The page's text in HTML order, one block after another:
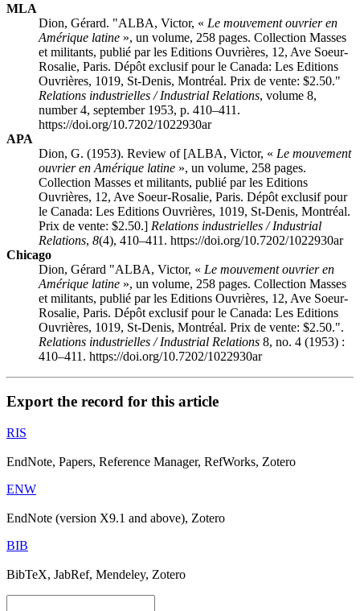
MLA
Dion, Gérard. "ALBA, Victor, « Le mouvement ouvrier en
Amérique latine », un volume, 258 pages. Collection Masses
et militants, publié par les Editions Ouvrières, 12, Ave Soeur-
Rosalie, Paris. Dépôt exclusif pour le Canada: Les Editions
Ouvrières, 1019, St-Denis, Montréal. Prix de vente: $2.50."
Relations industrielles / Industrial Relations, volume 8,
number 4, september 1953, p. 410–411.
https://doi.org/10.7202/1022930ar
APA
Dion, G. (1953). Review of [ALBA, Victor, « Le mouvement
ouvrier en Amérique latine », un volume, 258 pages.
Collection Masses et militants, publié par les Editions
Ouvrières, 12, Ave Soeur-Rosalie, Paris. Dépôt exclusif pour
le Canada: Les Editions Ouvrières, 1019, St-Denis, Montréal.
Prix de vente: $2.50.] Relations industrielles / Industrial
Relations, 8(4), 410–411. https://doi.org/10.7202/1022930ar
Chicago
Dion, Gérard "ALBA, Victor, « Le mouvement ouvrier en
Amérique latine », un volume, 258 pages. Collection Masses
et militants, publié par les Editions Ouvrières, 12, Ave Soeur-
Rosalie, Paris. Dépôt exclusif pour le Canada: Les Editions
Ouvrières, 1019, St-Denis, Montréal. Prix de vente: $2.50.".
Relations industrielles / Industrial Relations 8, no. 4 (1953) :
410–411. https://doi.org/10.7202/1022930ar
Export the record for this article
RIS
EndNote, Papers, Reference Manager, RefWorks, Zotero
ENW
EndNote (version X9.1 and above), Zotero
BIB
BibTeX, JabRef, Mendeley, Zotero